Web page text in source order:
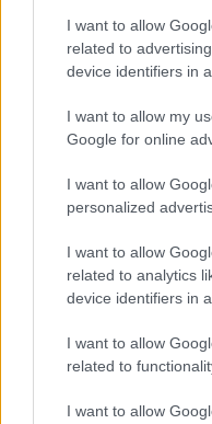
I want to allow
related to
device identifiers in
I want to allow my
Google for online
I want to allow
personalized
I want to allow
related to analytics
device identifiers in
I want to allow
related to
I want to allow
F
a
b
o
T
w
te
Pi
n
re
NOTIZIE RECENTI
Migliori
lista delle 4
“Sul filo del
reading su